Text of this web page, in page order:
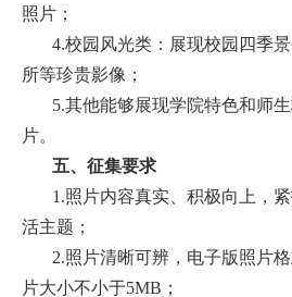
人
养
科
招
照片；
4.校园风光类：展现校园四季
所等珍贵影像；
5.其他能够展现学院特色和师
片。
五、征集要求
1.照片内容真实、积极向上，
活主题；
2.照片清晰可辨，电子版照片
片大小不小于5MB；